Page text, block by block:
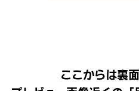
ここからは裏